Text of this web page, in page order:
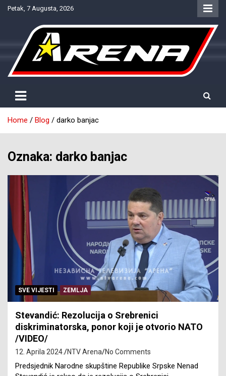
SkipPetak, 7 Augusta, 2026
NTV Arena
Home Blog darko banjac
Oznaka: darko banjac
SVE VIJESTI ZEMLJA
Stevandić: Rezolucija o Srebrenici
diskriminatorska, ponor koji je otvorio NATO
/VIDEO/
12. Aprila 2024. NTV Arena No Comments
Predsjednik Narodne skupštine Republike Srpske Nenad